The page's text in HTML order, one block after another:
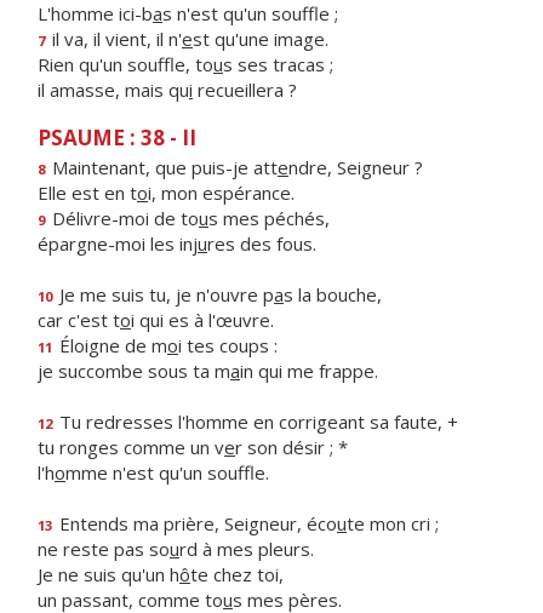
L'homme ici-bas n'est qu'un souffle ;
7 il va, il vient, il n'est qu'une image.
Rien qu'un souffle, tous ses tracas ;
il amasse, mais qui recueillera ?
PSAUME : 38 - II
8 Maintenant, que puis-je attendre, Seigneur ?
Elle est en toi, mon espérance.
9 Délivre-moi de tous mes péchés,
épargne-moi les injures des fous.
10 Je me suis tu, je n'ouvre pas la bouche,
car c'est toi qui es à l'œuvre.
11 Éloigne de moi tes coups :
je succombe sous ta main qui me frappe.
12 Tu redresses l'homme en corrigeant sa faute, +
tu ronges comme un ver son désir ; *
l'homme n'est qu'un souffle.
13 Entends ma prière, Seigneur, écoute mon cri ;
ne reste pas sourd à mes pleurs.
Je ne suis qu'un hôte chez toi,
un passant, comme tous mes pères.